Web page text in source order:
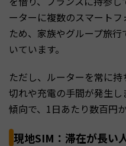
ーターに複数のスマート
ため、家族やグループ旅
いています。
ただし、ルーターを常に
切れや充電の手間が発生
傾向で、1日あたり数百円
現地SIM：滞在が長い